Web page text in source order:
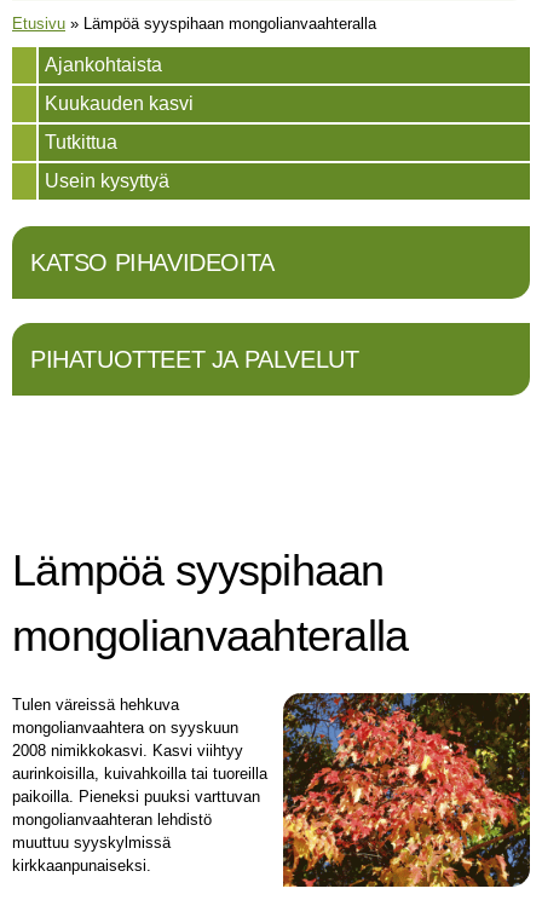
Olet täällä
Etusivu » Lämpöä syyspihaan mongolianvaahteralla
Ajankohtaista
Kuukauden kasvi
Tutkittua
Usein kysyttyä
KATSO PIHAVIDEOITA
PIHATUOTTEET JA PALVELUT
Lämpöä syyspihaan
mongolianvaahteralla
Tulen väreissä hehkuva
mongolianvaahtera on syyskuun
2008 nimikkokasvi. Kasvi viihtyy
aurinkoisilla, kuivahkoilla tai tuoreilla
paikoilla. Pieneksi puuksi varttuvan
mongolianvaahteran lehdistö
muuttuu syyskylmissä
kirkkaanpunaiseksi.